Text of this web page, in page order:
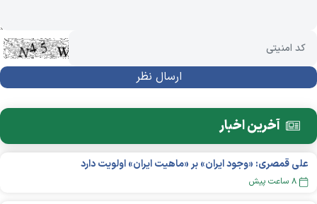
آخرین اخبار
علی قمصری: «وجود ایران» بر «ماهیت ایران» اولویت دارد
۸ ساعت پیش